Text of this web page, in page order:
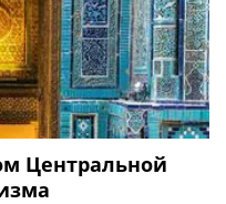
Центральной